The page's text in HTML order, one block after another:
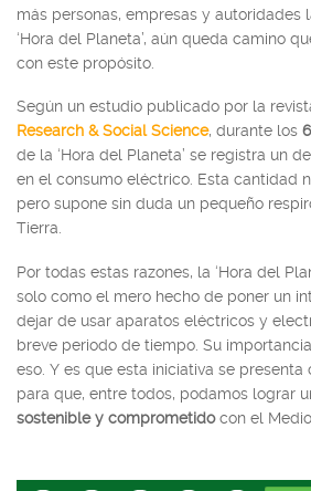
más personas, empresas y autoridades
‘Hora del Planeta’, aún queda camino
con este propósito.
Según un estudio publicado por la
Research & Social Science, durante los
de la ‘Hora del Planeta’ se registra un
en el consumo eléctrico. Esta cantidad
pero supone sin duda un pequeño
Tierra.
Por todas estas razones, la ‘Hora del
solo como el mero hecho de poner un
dejar de usar aparatos eléctricos y
breve periodo de tiempo. Su
eso. Y es que esta iniciativa se
para que, entre todos, podamos lograr
sostenible y comprometidocon el